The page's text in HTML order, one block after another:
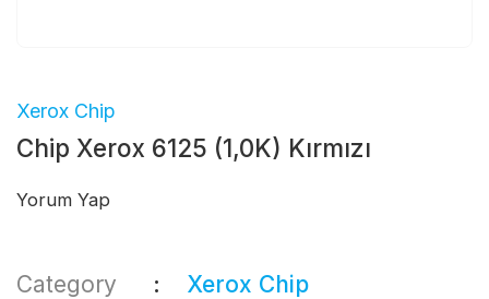
Xerox Chip
Chip Xerox 6125 (1,0K) Kırmızı
Yorum Yap
Category
Xerox Chip